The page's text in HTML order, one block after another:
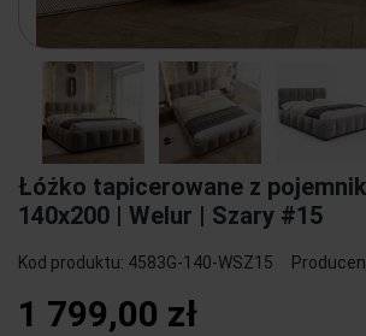
Łóżko tapicerowane z
140x200 | Welur | Szary #15
Kod produktu: 4583G-140-WSZ15
1 799,00 zł